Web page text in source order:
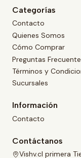
Categorías
Contacto
Quienes Somos
Cómo Comprar
Preguntas
Términos y
Sucursales
Información
Contacto
Contáctanos
Vishv.cl primera